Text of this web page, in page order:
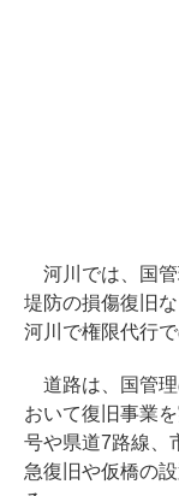
河川では、国管
堤防の損傷復旧
河川で権限代行
道路は、国管理
おいて復旧事業
号や県道7路線、
急復旧や仮橋の